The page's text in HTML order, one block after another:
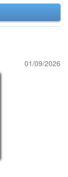
01/09/2026